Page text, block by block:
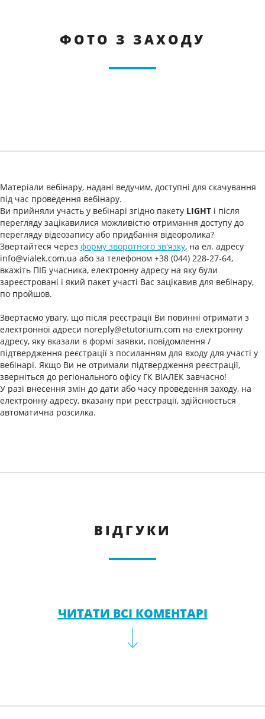
ФОТО З ЗАХОДУ
Матеріали вебінару, надані ведучим, доступні для скачування
під час проведення вебінару.
Ви прийняли участь у вебінарі згідно пакету LIGHT і після
перегляду зацікавилися можливістю отримання доступу до
перегляду відеозапису або придбання відеоролика?
Звертайтеся через форму зворотного зв'язку, на ел. адресу
info@vialek.com.ua або за телефоном +38 (044) 228-27-64,
вкажіть ПІБ учасника, електронну адресу на яку були
зареєстровані і який пакет участі Вас зацікавив для вебінару,
по пройшов.
Звертаємо увагу, що після реєстрації Ви повинні отримати з
електронної адреси noreply@etutorium.com на електронну
адресу, яку вказали в формі заявки, повідомлення /
підтвердження реєстрації з посиланням для входу для участі у
вебінарі. Якщо Ви не отримали підтвердження реєстрації,
зверніться до регіонального офісу ГК ВІАЛЕК завчасно!
У разі внесення змін до дати або часу проведення заходу, на
електронну адресу, вказану при реєстрації, здійснюється
автоматична розсилка.
ВІДГУКИ
ЧИТАТИ ВСІ КОМЕНТАРІ